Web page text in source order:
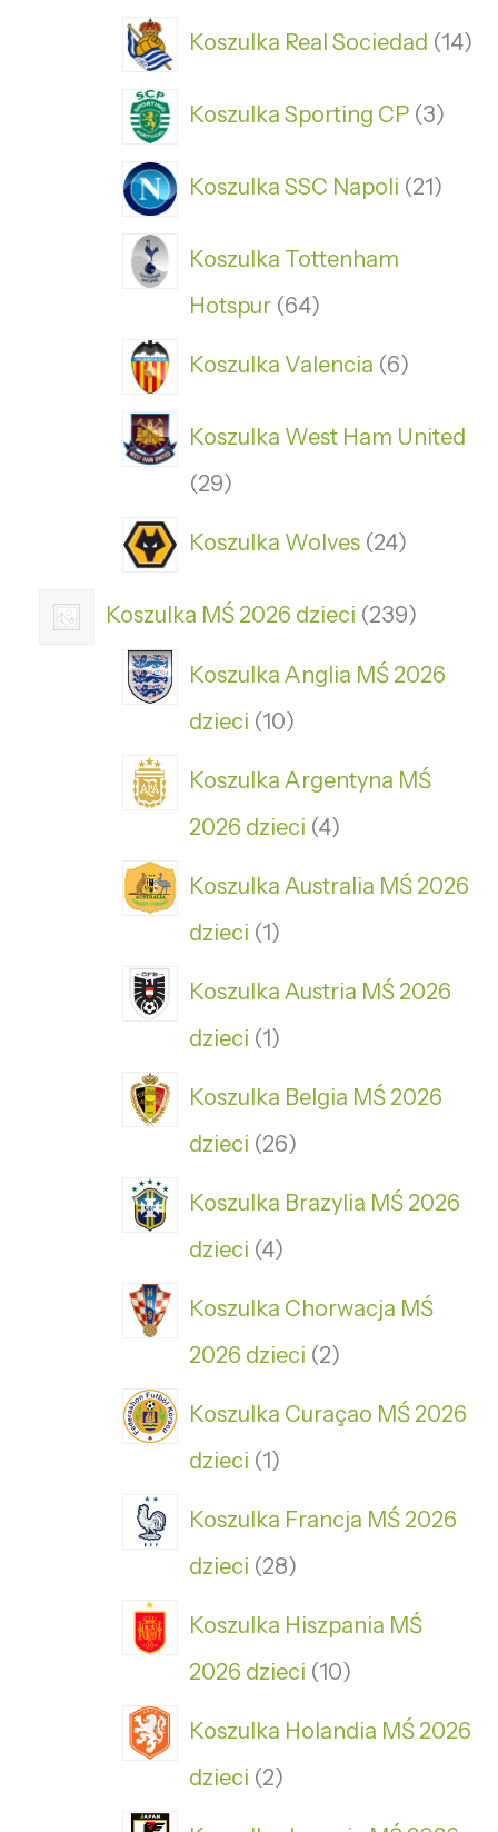
Koszulka Real Sociedad 14
Koszulka Sporting CP 3
Koszulka SSC Napoli 21
Koszulka Tottenham
Hotspur 64
Koszulka Valencia 6
Koszulka West Ham United
29
Koszulka Wolves 24
Koszulka MŚ 2026 dzieci 239
Koszulka Anglia MŚ 2026
dzieci 10
Koszulka Argentyna MŚ
2026 dzieci 4
Koszulka Australia MŚ 2026
dzieci 1
Koszulka Austria MŚ 2026
dzieci 1
Koszulka Belgia MŚ 2026
dzieci 26
Koszulka Brazylia MŚ 2026
dzieci 4
Koszulka Chorwacja MŚ
2026 dzieci 2
Koszulka Curaçao MŚ 2026
dzieci 1
Koszulka Francja MŚ 2026
dzieci 28
Koszulka Hiszpania MŚ
2026 dzieci 10
Koszulka Holandia MŚ 2026
dzieci 2